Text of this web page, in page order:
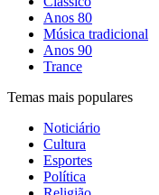
Anos 80
Música tradicional
Anos 90
Trance
Temas mais populares
Noticiário
Cultura
Esportes
Política